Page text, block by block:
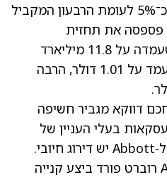
מיליארד דולר – עלייה של כ־5% לעומת הרבעון המקביל
פספסה את תחזית
הקונצנזוס של וול סטריט שעמדה על 11.8 מיליארד
דולר. בנוסף, הרווח למניה עמד על 1.01 דולר, הרבה
דווקא מגביר חשיפה
בעלי העניין של
מצביע על כך של‑Abbott יש דירוג חיובי.
באופן בולט, מנכ"ל Abbott רוברט פורד ביצע קנייה